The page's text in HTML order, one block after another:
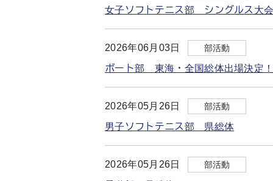
女子ソフトテニス部 シングルス大
2026年06月03日 部活動
ボート部 東海・全国総体出場決定！
2026年05月26日 部活動
男子ソフトテニス部 県総体
2026年05月26日 部活動